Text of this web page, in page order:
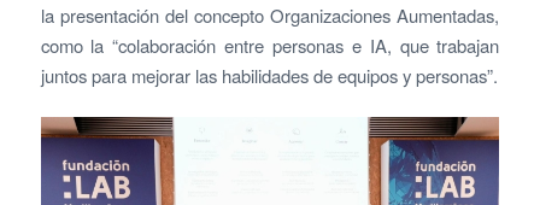
la presentación del concepto Organizaciones Aumentadas,
como la “colaboración entre personas e IA, que trabajan
juntos para mejorar las habilidades de equipos y personas”.